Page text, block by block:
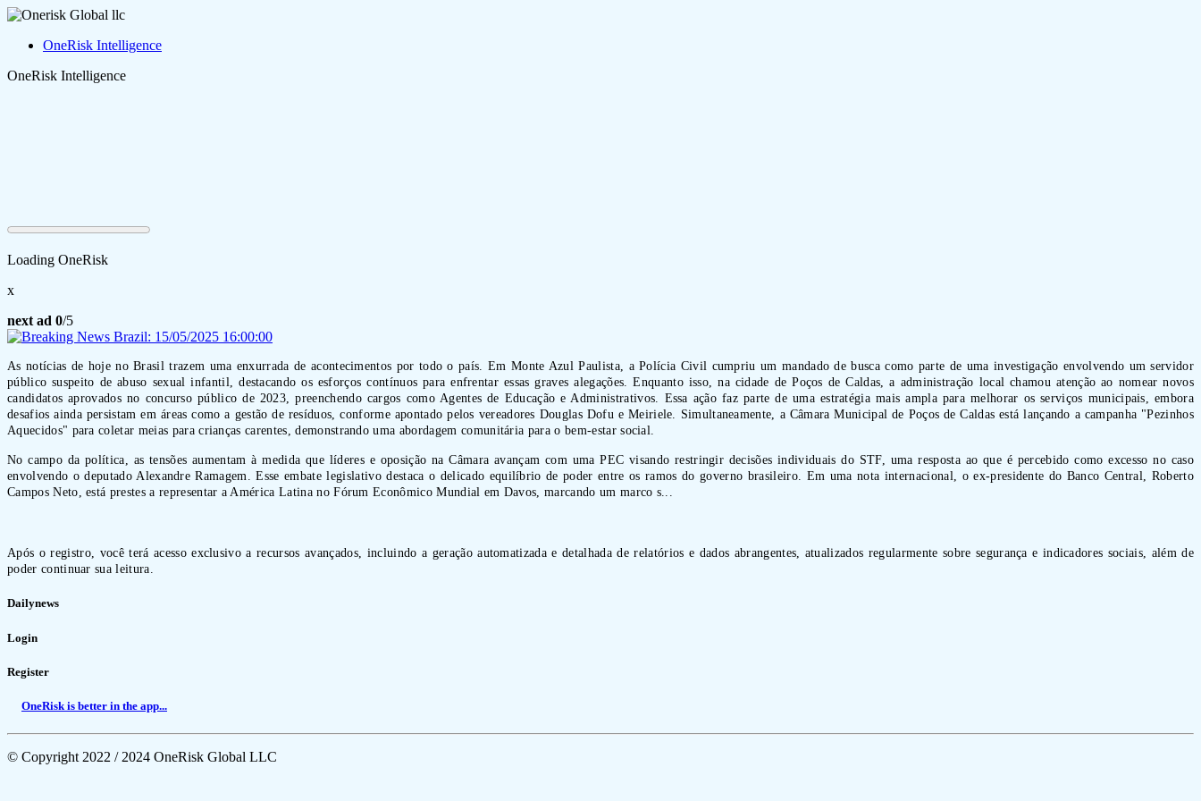
OneRisk Intelligence
OneRisk Intelligence
Loading OneRisk
x
next ad 0/5
As notícias de hoje no Brasil trazem uma enxurrada de acontecimentos por todo o país. Em Monte Azul Paulista, a Polícia Civil cumpriu um mandado de busca como parte de uma investigação envolvendo um servidor
público suspeito de abuso sexual infantil, destacando os esforços contínuos para enfrentar essas graves alegações. Enquanto isso, na cidade de Poços de Caldas, a administração local chamou atenção ao nomear novos
candidatos aprovados no concurso público de 2023, preenchendo cargos como Agentes de Educação e Administrativos. Essa ação faz parte de uma estratégia mais ampla para melhorar os serviços municipais, embora
desafios ainda persistam em áreas como a gestão de resíduos, conforme apontado pelos vereadores Douglas Dofu e Meiriele. Simultaneamente, a Câmara Municipal de Poços de Caldas está lançando a campanha "Pezinhos
Aquecidos" para coletar meias para crianças carentes, demonstrando uma abordagem comunitária para o bem-estar social.
No campo da política, as tensões aumentam à medida que líderes e oposição na Câmara avançam com uma PEC visando restringir decisões individuais do STF, uma resposta ao que é percebido como excesso no caso
envolvendo o deputado Alexandre Ramagem. Esse embate legislativo destaca o delicado equilíbrio de poder entre os ramos do governo brasileiro. Em uma nota internacional, o ex-presidente do Banco Central, Roberto
Campos Neto, está prestes a representar a América Latina no Fórum Econômico Mundial em Davos, marcando um marco s...
Após o registro, você terá acesso exclusivo a recursos avançados, incluindo a geração automatizada e detalhada de relatórios e dados abrangentes, atualizados regularmente sobre segurança e indicadores sociais, além de
poder continuar sua leitura.
Dailynews
Login
Register
OneRisk is better in the app...
© Copyright 2022 / 2024 OneRisk Global LLC